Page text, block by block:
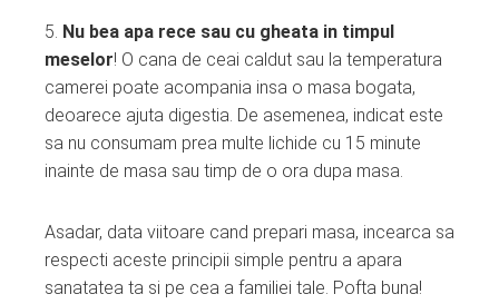
5. Nu bea apa rece sau cu gheata in timpul
meselor! O cana de ceai caldut sau la temperatura
camerei poate acompania insa o masa bogata,
deoarece ajuta digestia. De asemenea, indicat este
sa nu consumam prea multe lichide cu 15 minute
inainte de masa sau timp de o ora dupa masa.
Asadar, data viitoare cand prepari masa, incearca sa
respecti aceste principii simple pentru a apara
sanatatea ta si pe cea a familiei tale. Pofta buna!